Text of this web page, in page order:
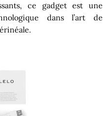
ce gadget est une
dans l’art de